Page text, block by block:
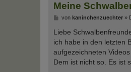
Meine
B
i
t
r
a
g
von kaninchenzuechter»
Liebe
ich habe in den letzten
aufgezeichneten
Dem ist nicht so. Es ist